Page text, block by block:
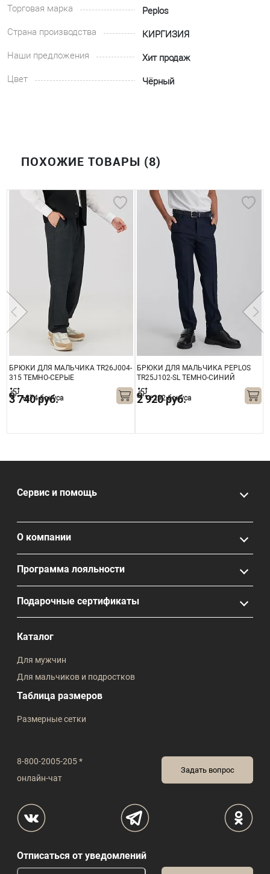
Торговая марка
Peplos
Страна производства
КИРГИЗИЯ
Наши предложения
Хит продаж
Цвет
Чёрный
ПОХОЖИЕ ТОВАРЫ (8)
БРЮКИ ДЛЯ МАЛЬЧИКА TR26J004-
315 ТЕМНО-СЕРЫЕ
3 740 руб.
+374 бонуса
БРЮКИ ДЛЯ МАЛЬЧИКА PEPLOS
TR25J102-SL ТЕМНО-СИНИЙ
2 920 руб.
+292 бонуса
8-800-2005-205 *
онлайн-чат
Задать вопрос
Сервис и помощь
О компании
Программа лояльности
Подарочные сертификаты
Каталог
Для мужчин
Для мальчиков и подростков
Таблица размеров
Размерные сетки
Отписаться от уведомлений